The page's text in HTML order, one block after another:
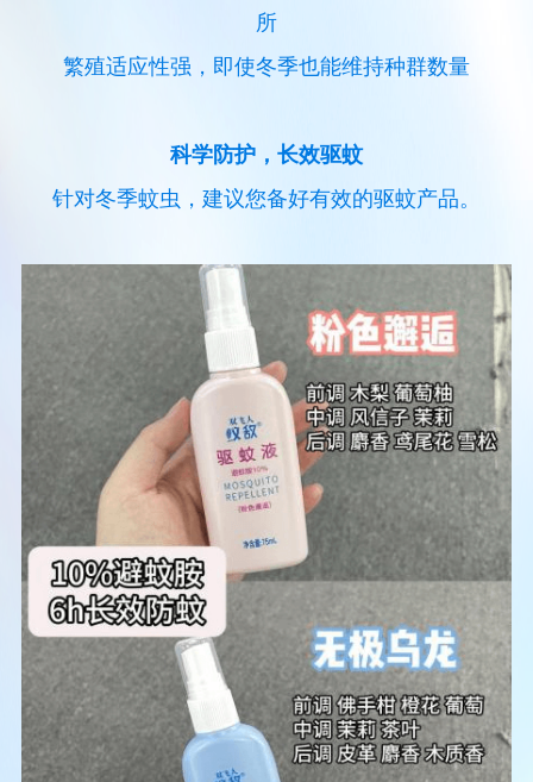
所
繁殖适应性强，即使冬季也能维持种群数量
科学防护，长效驱蚊
针对冬季蚊虫，建议您备好有效的驱蚊产品。